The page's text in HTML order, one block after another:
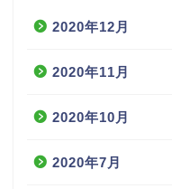
2020年12月
2020年11月
2020年10月
2020年7月